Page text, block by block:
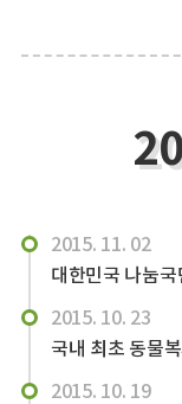
2015. 11. 02
대한민국 나눔
2015. 10. 23
국내 최초 동물
2015. 10. 19